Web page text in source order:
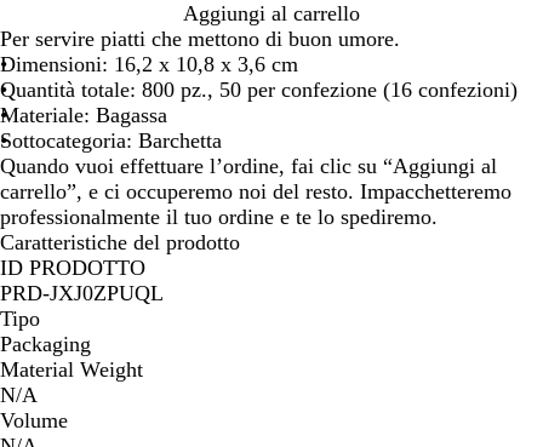
i
a
n
c
o
p
a
l
l
i
d
o
Aggiungi al carrello
Per servire piatti che mettono di buon umore.
Dimensioni: 16,2 x 10,8 x 3,6 cm
Quantità totale: 800 pz., 50 per confezione (16 confezioni)
Materiale: Bagassa
Sottocategoria: Barchetta
Quando vuoi effettuare l’ordine, fai clic su “Aggiungi al
carrello”, e ci occuperemo noi del resto. Impacchetteremo
professionalmente il tuo ordine e te lo spediremo.
Caratteristiche del prodotto
ID PRODOTTO
PRD-JXJ0ZPUQL
Tipo
Packaging
Material Weight
N/A
Volume